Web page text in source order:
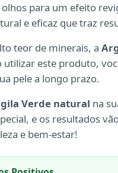
para um efeito
e eficaz que traz
teor de minerais, a
utilizar este produto,
pele a longo prazo.
Verde natural na
e os resultados
e bem-estar!